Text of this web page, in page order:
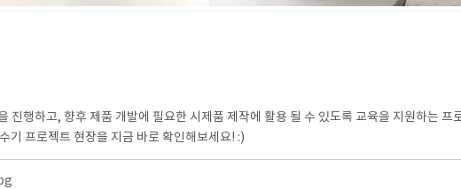
진행하고, 향후 제품 개발에 필요한 시제품 제작에 활용 될 수 있도록 교육을 지원하는 프
프로젝트 현장을 지금 바로 확인해보세요! :)